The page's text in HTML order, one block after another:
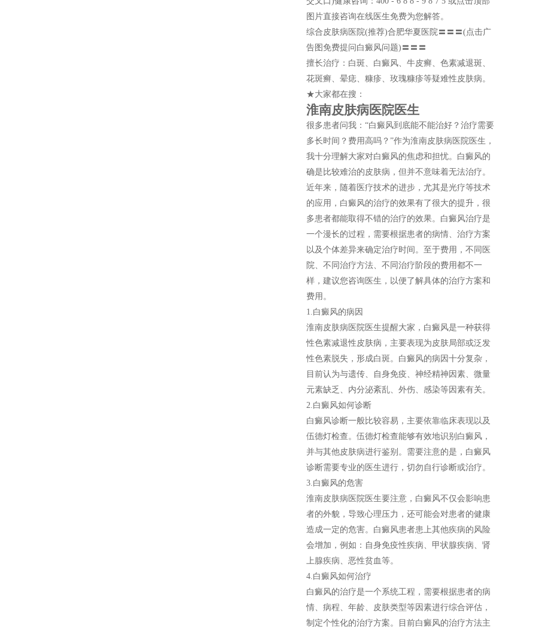
图片直接咨询在线医生免费为您解答。
综合皮肤病医院(推荐)合肥华夏医院〓〓〓(点击广
告图免费提问白癜风问题)〓〓〓
擅长治疗：白斑、白癜风、牛皮癣、色素减退斑、
花斑癣、晕痣、糠疹、玫瑰糠疹等疑难性皮肤病。
★大家都在搜：
淮南皮肤病医院医生
很多患者问我：“白癜风到底能不能治好？治疗需要
多长时间？费用高吗？”作为淮南皮肤病医院医生，
我十分理解大家对白癜风的焦虑和担忧。白癜风的
确是比较难治的皮肤病，但并不意味着无法治疗。
近年来，随着医疗技术的进步，尤其是光疗等技术
的应用，白癜风的治疗的效果有了很大的提升，很
多患者都能取得不错的治疗的效果。白癜风治疗是
一个漫长的过程，需要根据患者的病情、治疗方案
以及个体差异来确定治疗时间。至于费用，不同医
院、不同治疗方法、不同治疗阶段的费用都不一
样，建议您咨询医生，以便了解具体的治疗方案和
费用。
1.白癜风的病因
淮南皮肤病医院医生提醒大家，白癜风是一种获得
性色素减退性皮肤病，主要表现为皮肤局部或泛发
性色素脱失，形成白斑。白癜风的病因十分复杂，
目前认为与遗传、自身免疫、神经精神因素、微量
元素缺乏、内分泌紊乱、外伤、感染等因素有关。
2.白癜风如何诊断
白癜风诊断一般比较容易，主要依靠临床表现以及
伍德灯检查。伍德灯检查能够有效地识别白癜风，
并与其他皮肤病进行鉴别。需要注意的是，白癜风
诊断需要专业的医生进行，切勿自行诊断或治疗。
3.白癜风的危害
淮南皮肤病医院医生要注意，白癜风不仅会影响患
者的外貌，导致心理压力，还可能会对患者的健康
造成一定的危害。白癜风患者患上其他疾病的风险
会增加，例如：自身免疫性疾病、甲状腺疾病、肾
上腺疾病、恶性贫血等。
4.白癜风如何治疗
白癜风的治疗是一个系统工程，需要根据患者的病
情、病程、年龄、皮肤类型等因素进行综合评估，
制定个性化的治疗方案。目前白癜风的治疗方法主